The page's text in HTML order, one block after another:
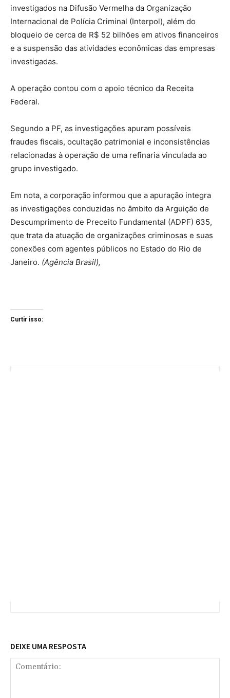
investigados na Difusão Vermelha da Organização
Internacional de Polícia Criminal (Interpol), além do
bloqueio de cerca de R$ 52 bilhões em ativos financeiros
e a suspensão das atividades econômicas das empresas
investigadas.
A operação contou com o apoio técnico da Receita
Federal.
Segundo a PF, as investigações apuram possíveis
fraudes fiscais, ocultação patrimonial e inconsistências
relacionadas à operação de uma refinaria vinculada ao
grupo investigado.
Em nota, a corporação informou que a apuração integra
as investigações conduzidas no âmbito da Arguição de
Descumprimento de Preceito Fundamental (ADPF) 635,
que trata da atuação de organizações criminosas e suas
conexões com agentes públicos no Estado do Rio de
Janeiro. (Agência Brasil),
Curtir isso:
DEIXE UMA RESPOSTA